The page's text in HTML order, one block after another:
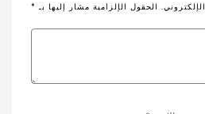
الحقول الإلزامية مشار إليها بـ *